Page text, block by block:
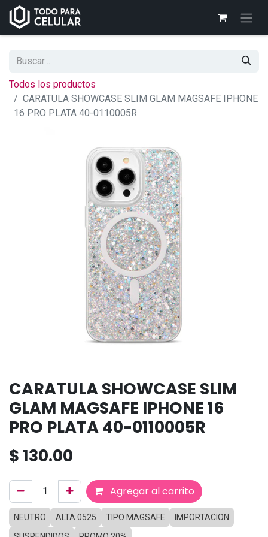
Todos los productos
CARATULA SHOWCASE SLIM GLAM MAGSAFE IPHONE
16 PRO PLATA 40-0110005R
CARATULA SHOWCASE SLIM
GLAM MAGSAFE IPHONE 16
PRO PLATA 40-0110005R
$130.00
Agregar al carrito
NEUTRO ALTA 0525 TIPO MAGSAFE
IMPORTACION